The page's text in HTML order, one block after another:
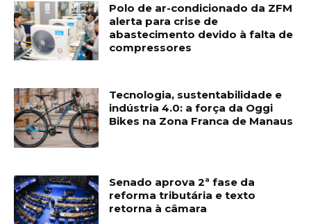
Polo de ar-condicionado da ZFM
alerta para crise de
abastecimento devido à falta de
compressores
Tecnologia, sustentabilidade e
indústria 4.0: a força da Oggi
Bikes na Zona Franca de Manaus
Senado aprova 2ª fase da
reforma tributária e texto
retorna à câmara